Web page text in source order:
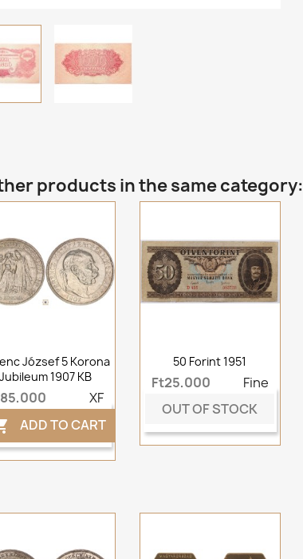
products in the same category:
József 5 Korona
Jubileum 1907 KB
XF
ADD TO CART
50 Forint 1951
Ft25,000
Fine
OUT OF STOCK